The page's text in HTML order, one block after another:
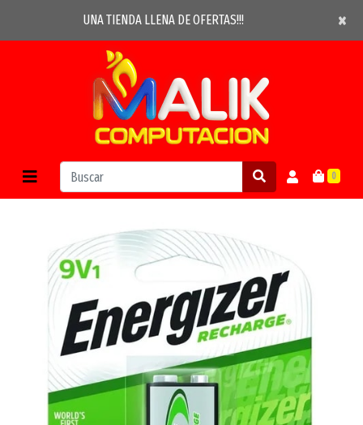
UNA TIENDA LLENA DE OFERTAS!!! ×
×
0